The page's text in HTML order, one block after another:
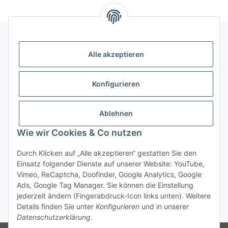
Alle akzeptieren
Konfigurieren
Ablehnen
Wie wir Cookies & Co nutzen
Durch Klicken auf „Alle akzeptieren“ gestatten Sie den
Einsatz folgender Dienste auf unserer Website: YouTube,
Vimeo, ReCaptcha, Doofinder, Google Analytics, Google
Ads, Google Tag Manager. Sie können die Einstellung
jederzeit ändern (Fingerabdruck-Icon links unten). Weitere
Details finden Sie unter Konfigurieren und in unserer
Datenschutzerklärung.
Gesetzliche Informationen
Bestellung wiederrufen
* Alle Preise inkl. gesetzlicher USt., zzgl.Versand